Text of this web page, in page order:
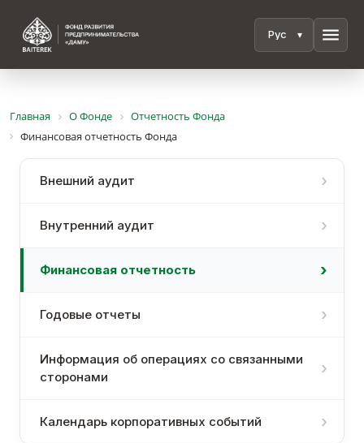
menu
Главная О Фонде
Отчетность Фонда
Финансовая отчетность Фонда
Внешний аудит
Внутренний аудит
Финансовая отчетность
Годовые отчеты
Информация об операциях со связанными
сторонами
Календарь корпоративных событий